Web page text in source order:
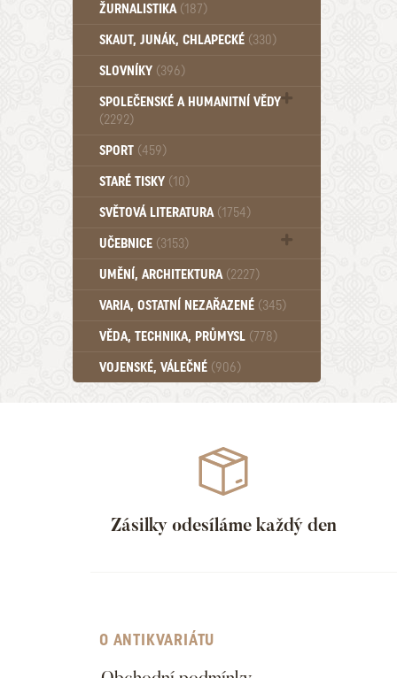
ŽURNALISTIKA (187)
SKAUT, JUNÁK, CHLAPECKÉ (330)
SLOVNÍKY (396)
SPOLEČENSKÉ A HUMANITNÍ VĚDY
(2292)
Pedagogika (191)
Psychologie a osobní rozvoj (761)
SPORT (459)
STARÉ TISKY (10)
SVĚTOVÁ LITERATURA (1754)
UČEBNICE (3153)
Učebnice - Jazykové (1297)
Učebnice - VŠ (259)
Učebnice - ZŠ (556)
Učebnice - Ostatní (499)
UMĚNÍ, ARCHITEKTURA (2227)
VARIA, OSTATNÍ NEZAŘAZENÉ (345)
VĚDA, TECHNIKA, PRŮMYSL (778)
VOJENSKÉ, VÁLEČNÉ (906)
Zásilky odesíláme každý den
O ANTIKVARIÁTU